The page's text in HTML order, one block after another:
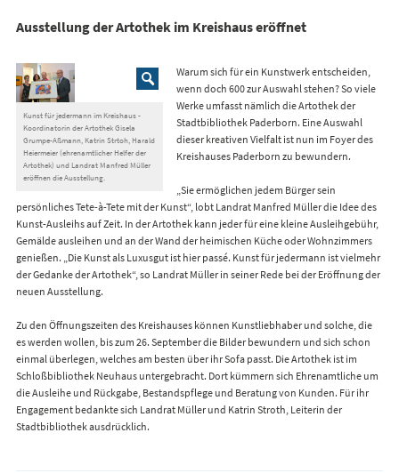
Ausstellung der Artothek im Kreishaus eröffnet
Kunst für jedermann im Kreishaus -
Koordinatorin der Artothek Gisela
Grumpe-Aßmann, Katrin Strtoh, Harald
Heiermeier (ehrenamtlicher Helfer der
Artothek) und Landrat Manfred Müller
eröffnen die Ausstellung.
Warum sich für ein Kunstwerk entscheiden,
wenn doch 600 zur Auswahl stehen? So viele
Werke umfasst nämlich die Artothek der
Stadtbibliothek Paderborn. Eine Auswahl
dieser kreativen Vielfalt ist nun im Foyer des
Kreishauses Paderborn zu bewundern.
„Sie ermöglichen jedem Bürger sein
persönliches Tete-à-Tete mit der Kunst“, lobt Landrat Manfred Müller die Idee des
Kunst-Ausleihs auf Zeit. In der Artothek kann jeder für eine kleine Ausleihgebühr,
Gemälde ausleihen und an der Wand der heimischen Küche oder Wohnzimmers
genießen. „Die Kunst als Luxusgut ist hier passé. Kunst für jedermann ist vielmehr
der Gedanke der Artothek“, so Landrat Müller in seiner Rede bei der Eröffnung der
neuen Ausstellung.
Zu den Öffnungszeiten des Kreishauses können Kunstliebhaber und solche, die
es werden wollen, bis zum 26. September die Bilder bewundern und sich schon
einmal überlegen, welches am besten über ihr Sofa passt. Die Artothek ist im
Schloßbibliothek Neuhaus untergebracht. Dort kümmern sich Ehrenamtliche um
die Ausleihe und Rückgabe, Bestandspflege und Beratung von Kunden. Für ihr
Engagement bedankte sich Landrat Müller und Katrin Stroth, Leiterin der
Stadtbibliothek ausdrücklich.